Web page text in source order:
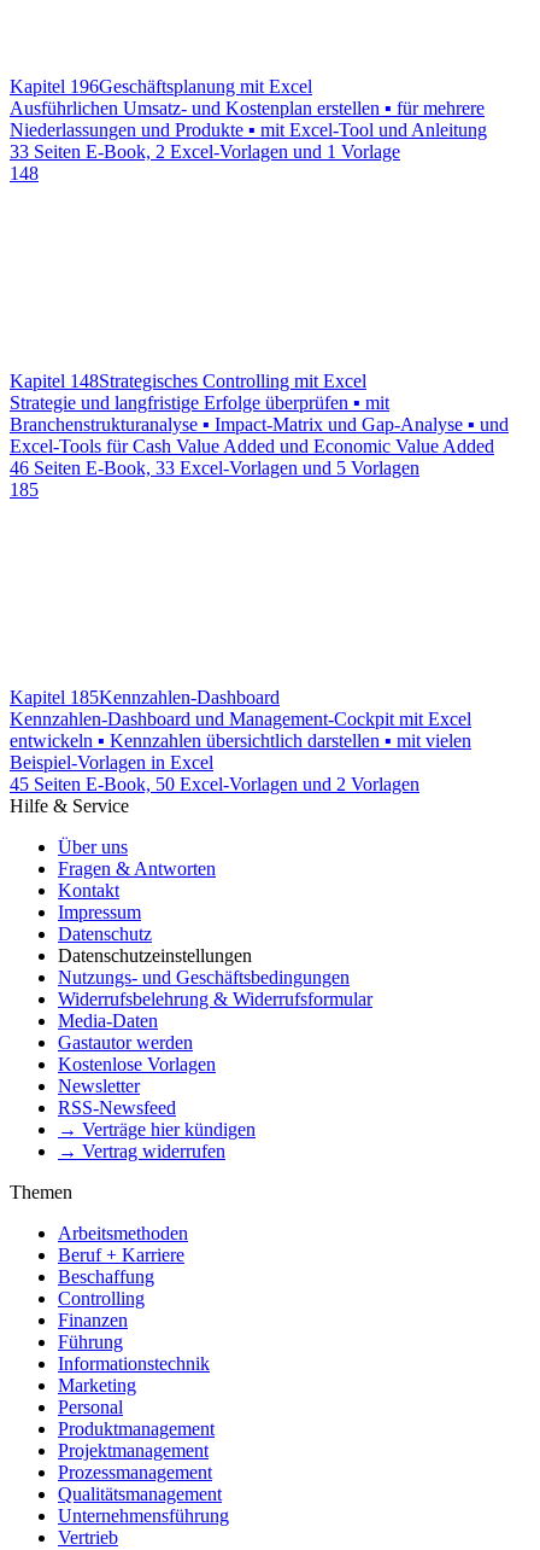
Kapitel 196Geschäftsplanung mit Excel
Ausführlichen Umsatz- und Kostenplan erstellen ▪ für mehrere
Niederlassungen und Produkte ▪ mit Excel-Tool und Anleitung
33 Seiten E-Book, 2 Excel-Vorlagen und 1 Vorlage
148
Kapitel 148Strategisches Controlling mit Excel
Strategie und langfristige Erfolge überprüfen ▪ mit
Branchenstrukturanalyse ▪ Impact-Matrix und Gap-Analyse ▪ und
Excel-Tools für Cash Value Added und Economic Value Added
46 Seiten E-Book, 33 Excel-Vorlagen und 5 Vorlagen
185
Kapitel 185Kennzahlen-Dashboard
Kennzahlen-Dashboard und Management-Cockpit mit Excel
entwickeln ▪ Kennzahlen übersichtlich darstellen ▪ mit vielen
Beispiel-Vorlagen in Excel
45 Seiten E-Book, 50 Excel-Vorlagen und 2 Vorlagen
Hilfe & Service
Über uns
Fragen & Antworten
Kontakt
Impressum
Datenschutz
Datenschutzeinstellungen
Nutzungs- und Geschäftsbedingungen
Widerrufsbelehrung & Widerrufsformular
Media-Daten
Gastautor werden
Kostenlose Vorlagen
Newsletter
RSS-Newsfeed
→ Verträge hier kündigen
→ Vertrag widerrufen
Themen
Arbeitsmethoden
Beruf + Karriere
Beschaffung
Controlling
Finanzen
Führung
Informationstechnik
Marketing
Personal
Produktmanagement
Projektmanagement
Prozessmanagement
Qualitätsmanagement
Unternehmensführung
Vertrieb